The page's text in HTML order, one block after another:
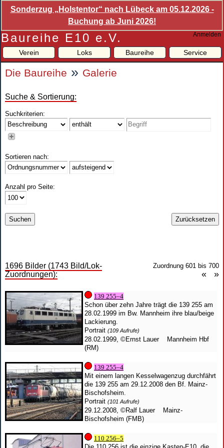
Sonderzug „Holstentor“ nach Lübeck am 05.12.2026 -
Buchung ab Juni 2026!
Baureihe E10 e.V. Anmelden
Verein Loks Baureihe Service
Die Baureihe » Galerie
Suche & Sortierung:
Suchkriterien:
Sortieren nach:
Anzahl pro Seite:
1696 Bilder (1743 Bild/Lok-
Zuordnungen):
Zuordnung 601 bis 700
« »
139 255–4
Schon über zehn Jahre trägt die 139 255 am
28.02.1999 im Bw. Mannheim ihre blau/beige
Lackierung.
Portrait (109 Aufrufe)
28.02.1999, ©Ernst Lauer
Mannheim Hbf
(RM)
139 255–4
Mit einem langen Kesselwagenzug durchfährt
die 139 255 am 29.12.2008 den Bf. Mainz-
Bischofsheim.
Portrait (101 Aufrufe)
29.12.2008, ©Ralf Lauer
Mainz-
Bischofsheim (FMB)
110 256–5